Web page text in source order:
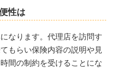
性は
なります。代理店を訪問す
もらい保険内容の説明や見
間の制約を受けることにな